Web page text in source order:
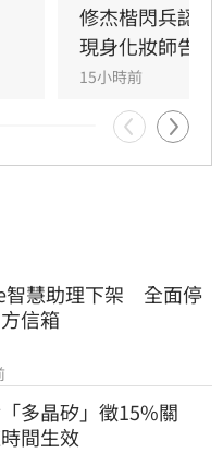
癌經驗的江蕙十分心
聆薇曾與眾多華語樂
型，在演藝圈地位
式眾星雲集，展現其
藝圈好友皆對這位
深切的懷念與不
修杰楷閃兵認
現身化妝師告別
15小時前
智慧助理下架　全面停
信箱
多晶矽」徵15%關
間生效